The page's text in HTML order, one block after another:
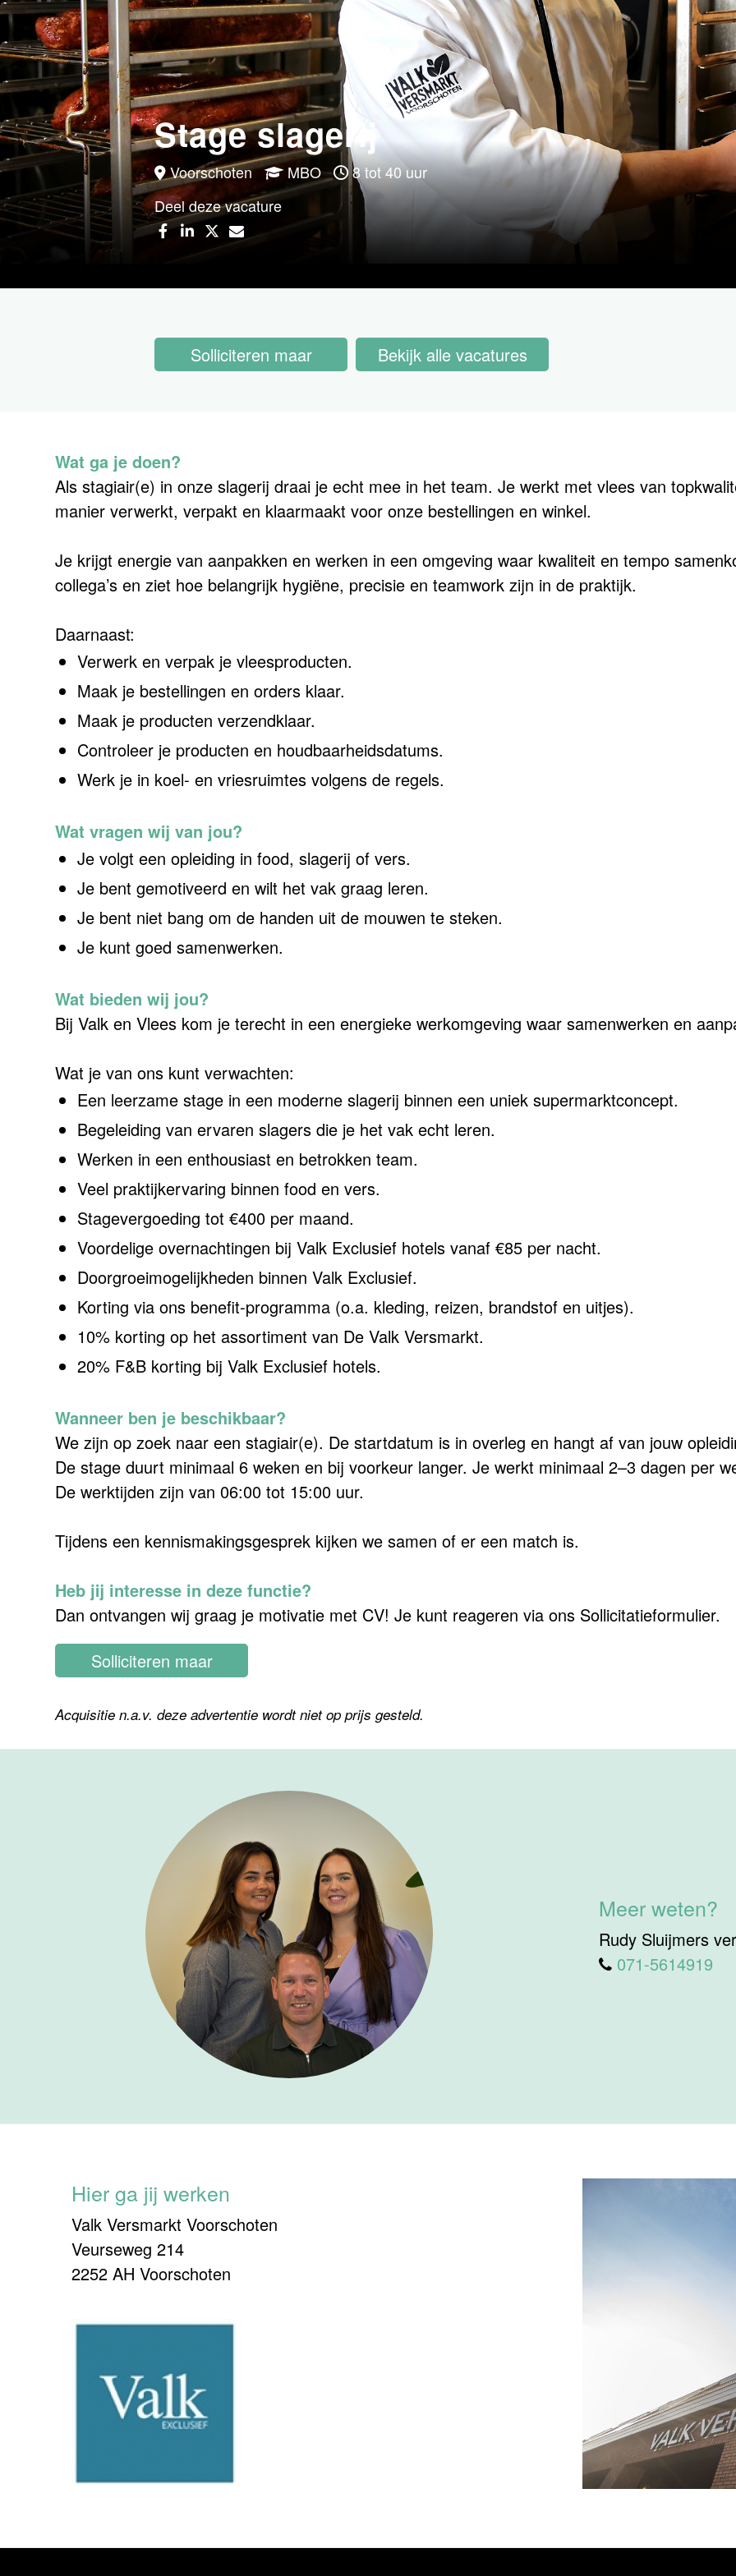
Stage slagerij
Voorschoten MBO
8 tot 40 uur
Deel deze vacature
Solliciteren maar Bekijk alle vacatures
Wat ga je doen?
Als stagiair(e) in onze slagerij draai je echt mee in het team. Je werkt met vlees van
manier verwerkt, verpakt en klaarmaakt voor onze bestellingen en winkel.
Je krijgt energie van aanpakken en werken in een omgeving waar kwaliteit en tempo
collega’s en ziet hoe belangrijk hygiëne, precisie en teamwork zijn in de praktijk.
Daarnaast:
Verwerk en verpak je vleesproducten.
Maak je bestellingen en orders klaar.
Maak je producten verzendklaar.
Controleer je producten en houdbaarheidsdatums.
Werk je in koel- en vriesruimtes volgens de regels.
Wat vragen wij van jou?
Je volgt een opleiding in food, slagerij of vers.
Je bent gemotiveerd en wilt het vak graag leren.
Je bent niet bang om de handen uit de mouwen te steken.
Je kunt goed samenwerken.
Wat bieden wij jou?
Bij Valk en Vlees kom je terecht in een energieke werkomgeving waar samenwerken en
Wat je van ons kunt verwachten:
Een leerzame stage in een moderne slagerij binnen een uniek supermarktconcept.
Begeleiding van ervaren slagers die je het vak echt leren.
Werken in een enthousiast en betrokken team.
Veel praktijkervaring binnen food en vers.
Stagevergoeding tot €400 per maand.
Voordelige overnachtingen bij Valk Exclusief hotels vanaf €85 per nacht.
Doorgroeimogelijkheden binnen Valk Exclusief.
Korting via ons benefit-programma (o.a. kleding, reizen, brandstof en uitjes).
10% korting op het assortiment van De Valk Versmarkt.
20% F&B korting bij Valk Exclusief hotels.
Wanneer ben je beschikbaar?
We zijn op zoek naar een stagiair(e). De startdatum is in overleg en hangt af van jouw
De stage duurt minimaal 6 weken en bij voorkeur langer. Je werkt minimaal 2–3 dagen per
De werktijden zijn van 06:00 tot 15:00 uur.
Tijdens een kennismakingsgesprek kijken we samen of er een match is.
Heb jij interesse in deze functie?
Dan ontvangen wij graag je motivatie met CV! Je kunt reageren via ons Sollicitatieformulier.
Solliciteren maar
Acquisitie n.a.v. deze advertentie wordt niet op prijs gesteld.
Meer weten?
Rudy Sluijmers
071-5614919
Hier ga jij werken
Valk Versmarkt Voorschoten
Veurseweg 214
2252 AH Voorschoten